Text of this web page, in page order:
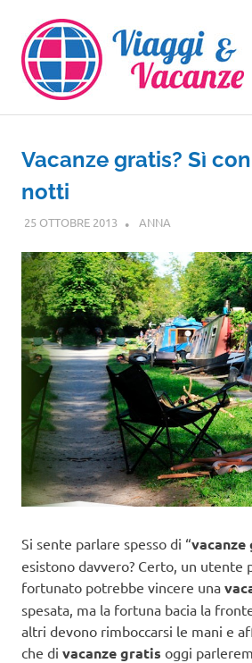
contenuto
Vacanze gratis? Sì
notti
25 OTTOBRE 2013 ANNA
Si sente parlare spesso di “vacanze
esistono davvero? Certo, un utente
fortunato potrebbe vincere una
spesata, ma la fortuna bacia la
altri devono rimboccarsi le mani e
che di vacanze gratis oggi